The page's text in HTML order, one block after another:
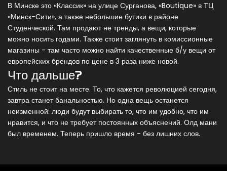
В Минске это «Классик» на улице Сурганова, «Boutique» в ТЦ
«Минск-Сити», а также небольшие бутики в районе
Студенческой. Там продают не тренды, а вещи, которые
можно носить годами. Также стоит заглянуть в комиссионные
магазины - там часто можно найти качественные б/у вещи от
европейских брендов по цене в 3 раза ниже новой.
Что дальше?
Стиль не стоит на месте. То, что кажется революцией сегодня,
завтра станет банальностью. Но одна вещь останется
неизменной: люди будут выбирать то, что им удобно, что им
нравится, и что не требует постоянных объяснений. Олд мани
был временем. Теперь пришло время - без лишних слов.